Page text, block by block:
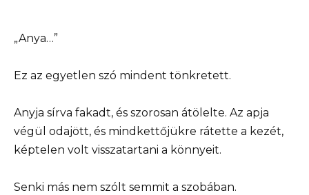
„Anya…”
Ez az egyetlen szó mindent tönkretett.
Anyja sírva fakadt, és szorosan átölelte. Az apja
végül odajött, és mindkettőjükre rátette a kezét,
képtelen volt visszatartani a könnyeit.
Senki más nem szólt semmit a szobában.